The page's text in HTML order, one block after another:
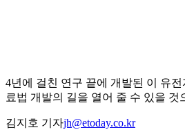
4년에 걸친 연구 끝에 개발된 이 유전
료법 개발의 길을 열어 줄 수 있을 것
김지호 기자jh@etoday.co.kr